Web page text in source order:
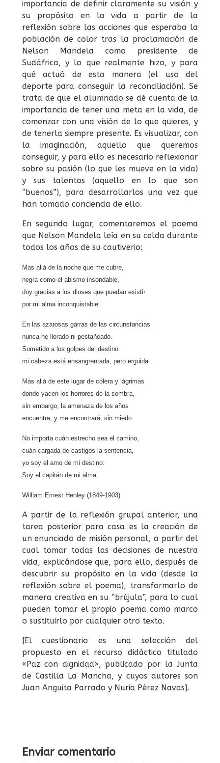
importancia de definir claramente su visión y
su propósito en la vida a partir de la
reflexión sobre las acciones que esperaba la
población de color tras la proclamación de
Nelson Mandela como presidente de
Sudáfrica, y lo que realmente hizo, y para
qué actuó de esta manera (el uso del
deporte para conseguir la reconciliación). Se
trata de que el alumnado se dé cuenta de la
importancia de tener una meta en la vida, de
comenzar con una visión de lo que quieres, y
de tenerla siempre presente. Es visualizar, con
la imaginación, aquello que queremos
conseguir, y para ello es necesario reflexionar
sobre su pasión (lo que les mueve en la vida)
y sus talentos (aquello en lo que son
“buenos”), para desarrollarlos una vez que
han tomado conciencia de ello.
En segundo lugar, comentaremos el poema
que Nelson Mandela leía en su celda durante
todos los años de su cautiverio:
Mas allá de la noche que me cubre,
negra como el abismo insondable,
doy gracias a los dioses que puedan existir
por mi alma inconquistable.
En las azarosas garras de las circunstancias
nunca he llorado ni pestañeado.
Sometido a los golpes del destino
mi cabeza está ensangrentada, pero erguida.
Más allá de este lugar de cólera y lágrimas
donde yacen los horrores de la sombra,
sin embargo, la amenaza de los años
encuentra, y me encontrará, sin miedo.
No importa cuán estrecho sea el camino,
cuán cargada de castigos la sentencia,
yo soy el amo de mi destino:
Soy el capitán de mi alma.
William Ernest Henley (1849-1903)
A partir de la reflexión grupal anterior, una
tarea posterior para casa es la creación de
un enunciado de misión personal, a partir del
cual tomar todas las decisiones de nuestra
vida, explicándose que, para ello, después de
descubrir su propósito en la vida (desde la
reflexión sobre el poema), transformarlo de
manera creativa en su “brújula”, para lo cual
pueden tomar el propio poema como marco
o sustituirlo por cualquier otro texto.
[El cuestionario es una selección del
propuesto en el recurso didáctico titulado
«Paz con dignidad», publicado por la Junta
de Castilla La Mancha, y cuyos autores son
Juan Anguita Parrado y Nuria Pérez Navas].
Enviar comentario